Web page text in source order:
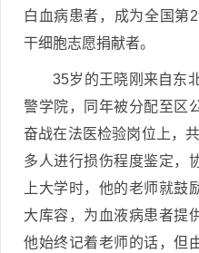
白血病患者，成为全国第
干细胞志愿捐献者。
35岁的王晓刚来自东
警学院，同年被分配至区
奋战在法医检验岗位上，
多人进行损伤程度鉴定，
上大学时，他的老师就鼓
大库容，为血液病患者提
他始终记着老师的话，但